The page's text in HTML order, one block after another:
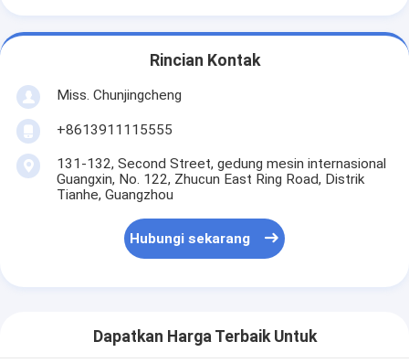
Rincian Kontak
Miss. Chunjingcheng
+8613911115555
131-132, Second Street, gedung mesin internasional
Guangxin, No. 122, Zhucun East Ring Road, Distrik
Tianhe, Guangzhou
Hubungi sekarang
Dapatkan Harga Terbaik Untuk